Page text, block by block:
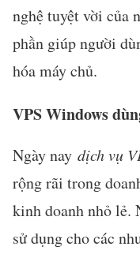
nghệ tuyệt vời của
phần giúp người
hóa máy chủ.
VPS Windows
Ngày nay dịch vụ
rộng rãi trong
kinh doanh nhỏ lẻ.
sử dụng cho các